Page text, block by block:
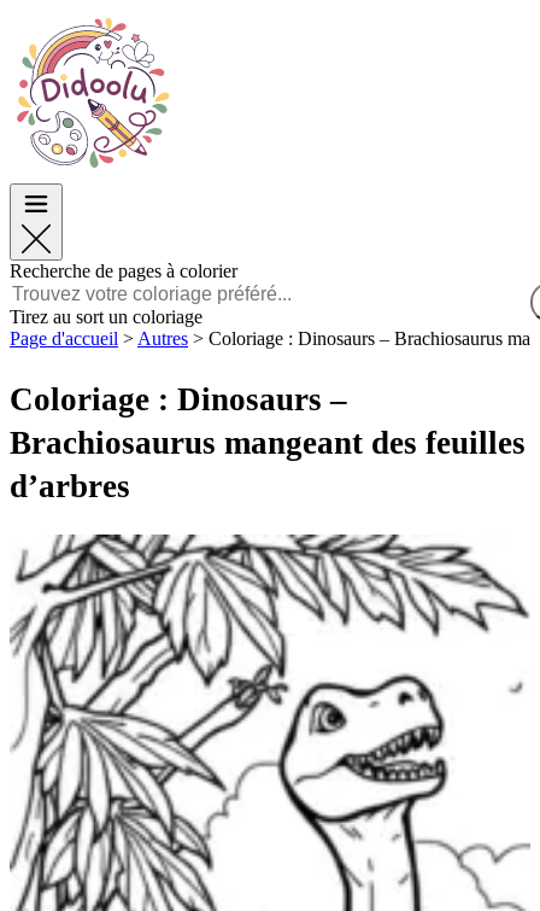
Pâques
TOP Catégories
Pour les Garçons
Pour les Filles
Français
POLSKI
FRANÇAIS
MALAGASY
TIẾNG VIỆT
Pâques
TOP Catégories
Pour les Garçons
Pour les Filles
Recherche de pages à colorier
Tirez au sort un coloriage
Page d'accueil > Autres > Coloriage : Dinosaurs – Brachiosaurus
Coloriage : Dinosaurs –
Brachiosaurus mangeant des feuilles
d’arbres